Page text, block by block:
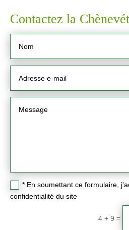
Contactez la
* En soumettant ce formulaire,
confidentialité du site
4 + 9 =